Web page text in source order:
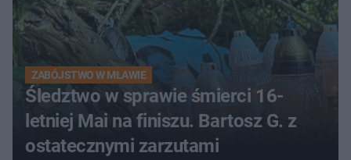
ZABÓJSTWO W MŁAWIE
Śledztwo w sprawie śmierci 16-
letniej Mai na finiszu. Bartosz G. z
ostatecznymi zarzutami